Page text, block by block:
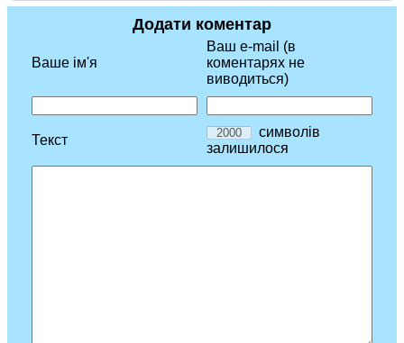
Додати коментар
Ваше ім'я
Ваш e-mail (в
коментарях не
виводиться)
Текст
символів
залишилося